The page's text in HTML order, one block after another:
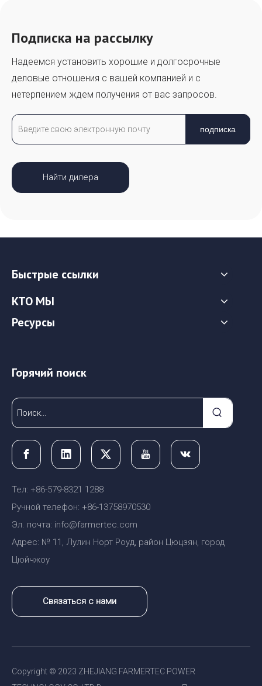
Подписка на рассылку
Надеемся установить хорошие и долгосрочные
деловые отношения с вашей компанией и с
нетерпением ждем получения от вас запросов.
подписка
Найти дилера
Быстрые ссылки
КТО МЫ
Ресурсы
Горячий поиск
Тел: +86-579-8321 1288
Ручной телефон: +86-13758970530
Эл. почта: info@farmertec.com
Адрес: № 11, Лулин Норт Роуд, район Цюцзян, город
Цюйчжоу
Связаться с нами
Copyright © 2023 ZHEJIANG FARMERTEC POWER